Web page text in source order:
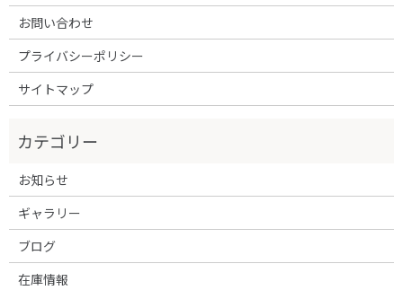
お問い合わせ
プライバシーポリシー
サイトマップ
お知らせ
ギャラリー
ブログ
在庫情報